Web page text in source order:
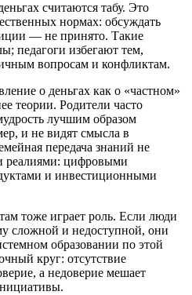
считаются табу. Это
нормах: обсуждать
— не принято. Такие
педагоги избегают тем,
вопросам и конфликтам.
о деньгах как о «частном»
теории. Родители часто
лучшим образом
и не видят смысла в
передача знаний не
реалиями: цифровыми
и инвестиционными
тоже играет роль. Если люди
сложной и недоступной, они
образовании по этой
круг: отсутствие
а недоверие мешает